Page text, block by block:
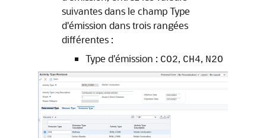
suivantes dans le champ Type
d'émission dans trois rangées
différentes :
Type d'émission : CO2, CH4, N2O